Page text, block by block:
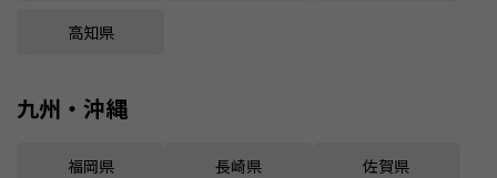
高知県
九州・沖縄
福岡県 長崎県 佐賀県